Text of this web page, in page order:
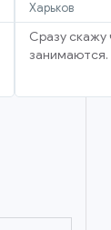
Харьков
Сразу скажу
занимаются.